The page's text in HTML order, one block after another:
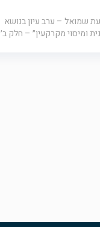
שמואל – ערב עיון בנושא
ומיסוי מקרקעין״ – חלק ב׳